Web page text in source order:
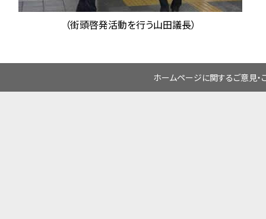
（街頭啓発活動を行う山田議長）
ホームページに関するご意見・